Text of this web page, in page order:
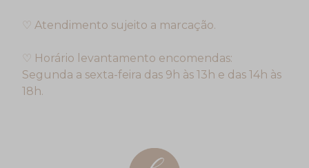
♡ Atendimento sujeito a marcação.
♡ Horário levantamento encomendas:
Segunda a sexta-feira das 9h às 13h e das 14h às
18h.